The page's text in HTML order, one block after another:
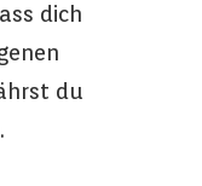
dich
du